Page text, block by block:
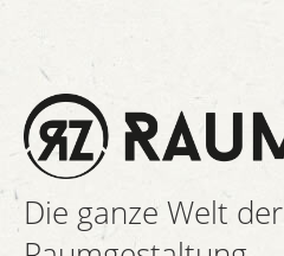
Die ganze Welt der